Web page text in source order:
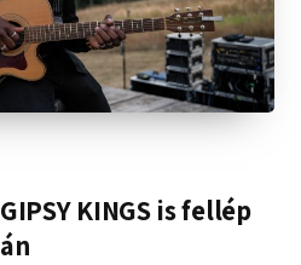
KINGS is fellép